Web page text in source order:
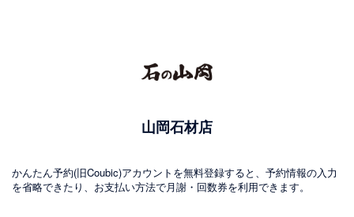
山岡石材店
かんたん予約(旧Coubic)アカウントを無料登録すると、予約情報の入力
を省略できたり、お支払い方法で月謝・回数券を利用できます。